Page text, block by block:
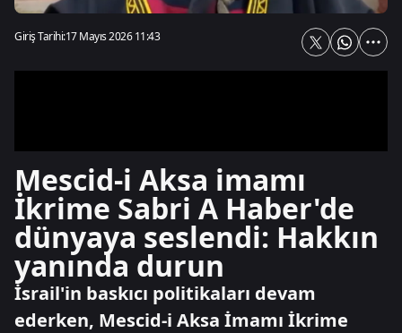
Giriş Tarihi:17 Mayıs 2026 11:43
Mescid-i Aksa imamı
İkrime Sabri A Haber'de
dünyaya seslendi: Hakkın
yanında durun
İsrail'in baskıcı politikaları devam
ederken, Mescid-i Aksa İmamı İkrime